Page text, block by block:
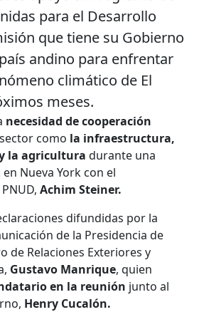
para el Desarrollo
que tiene su Gobierno
andino para enfrentar
climático de El
meses.
necesidad de cooperación
como la infraestructura,
la agricultura durante una
Nueva York con el
Achim Steiner.
difundidas por la
de la Presidencia de
de Relaciones Exteriores y
Gustavo Manrique, quien
en la reunión junto al
Henry Cucalón.